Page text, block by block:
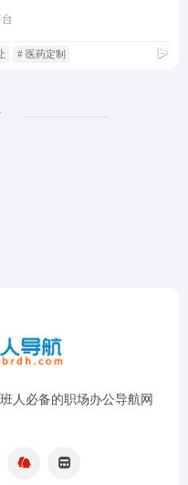
# 医药定制
人必备的职场办公导航网